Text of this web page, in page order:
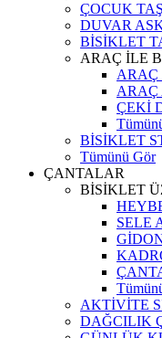
ÇOCUK
DUVAR
BİSİKLET
ARAÇ İLE
ARAÇ
ARAÇ
ÇEKİ
BİSİKLET
Tümünü Gör
ÇANTALAR
BİSİKLET
SELE
AKTİVİTE
DAĞCILIK